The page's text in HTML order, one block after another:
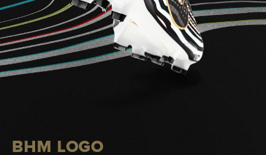
BHM LOGO